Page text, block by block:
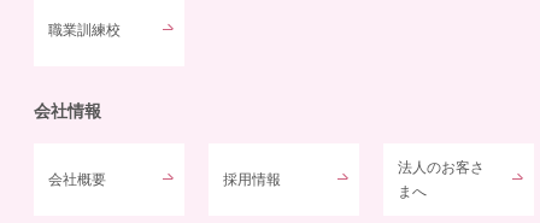
職業訓練校
会社情報
会社概要 採用情報
法人のお客さ
まへ